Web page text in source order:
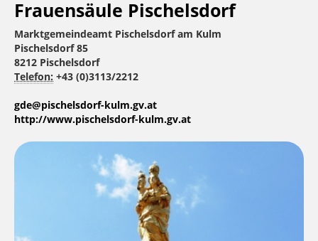
Frauensäule Pischelsdorf
Marktgemeindeamt Pischelsdorf am Kulm
Pischelsdorf 85
8212 Pischelsdorf
Telefon: +43 (0)3113/2212
gde@pischelsdorf-kulm.gv.at
http://www.pischelsdorf-kulm.gv.at